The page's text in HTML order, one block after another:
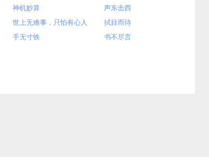
神机妙算
声东击西
世上无难事，只怕有心人
拭目而待
手无寸铁 书不尽言